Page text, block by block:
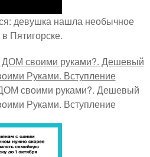
девушка нашла необычное
Пятигорске.
своими руками?. Дешевый
Руками. Вступление